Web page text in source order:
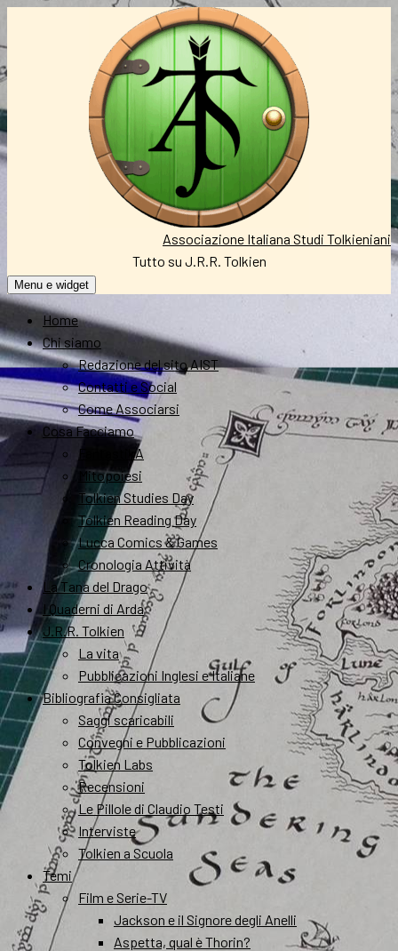
Associazione Italiana Studi Tolkieniani
Tutto su J.R.R. Tolkien
Menu e widget
Home
Chi siamo
Redazione del sito AIST
Contatti e Social
Come Associarsi
Cosa Facciamo
FantastikA
Mitopoiesi
Tolkien Studies Day
Tolkien Reading Day
Lucca Comics & Games
Cronologia Attività
La Tana del Drago
I Quaderni di Arda
J.R.R. Tolkien
La vita
Pubblicazioni Inglesi e Italiane
Bibliografia Consigliata
Saggi scaricabili
Convegni e Pubblicazioni
Tolkien Labs
Recensioni
Le Pillole di Claudio Testi
Interviste
Tolkien a Scuola
Temi
Film e Serie-TV
Jackson e il Signore degli Anelli
Aspetta, qual è Thorin?